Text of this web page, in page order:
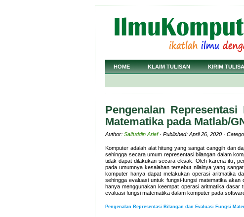
HOME KLAIM TULISAN KIRIM
Pengenalan
Matematika pada Matlab/
Author: Saifuddin Arief· Published: April 26, 2020 ·
Komputer adalah alat hitung yang sangat canggih dan
sehingga secara umum representasi bilangan dalam
tidak dapat dilakukan secara eksak. Oleh karena itu,
pada umumnya kesalahan tersebut nilainya yang
komputer hanya dapat melakukan operasi aritmatika
sehingga evaluasi untuk fungsi-fungsi matematika
hanya menggunakan keempat operasi aritmatika dasar
evaluasi fungsi matematika dalam komputer pada
Pengenalan Representasi Bilangan dan Evaluasi Fungsi